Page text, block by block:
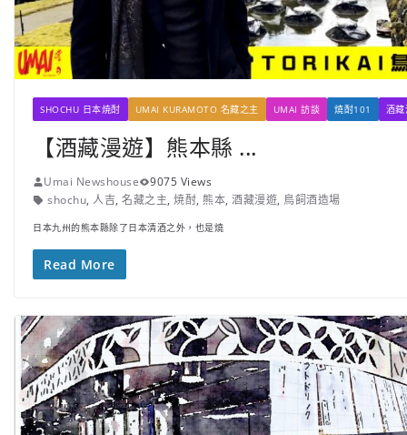
SHOCHU 日本焼酎 UMAI KURAMOTO 名藏之主 UMAI 訪談 燒酎101 酒
【酒藏漫遊】熊本縣 ...
Umai Newshouse
9075 Views
shochu, 人吉, 名藏之主, 焼酎, 熊本, 酒藏漫遊, 鳥飼酒造場
日本九州的熊本縣除了日本清酒之外，也是燒
Read More